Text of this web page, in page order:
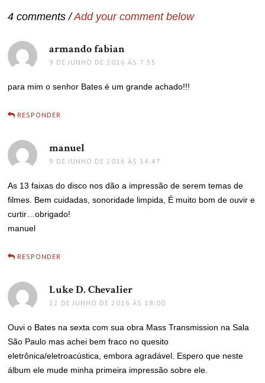
4 comments /Add your comment below
armando fabian
9 DE JUNHO DE 2016 ÀS 7:55
para mim o senhor Bates é um grande achado!!!
RESPONDER
manuel
9 DE JUNHO DE 2016 ÀS 14:47
As 13 faixas do disco nos dão a impressão de serem temas de
filmes. Bem cuidadas, sonoridade limpida, É muito bom de ouvir e
curtir…obrigado!
manuel
RESPONDER
Luke D. Chevalier
12 DE JUNHO DE 2016 ÀS 18:00
Ouvi o Bates na sexta com sua obra Mass Transmission na Sala
São Paulo mas achei bem fraco no quesito
eletrônica/eletroacústica, embora agradável. Espero que neste
álbum ele mude minha primeira impressão sobre ele.